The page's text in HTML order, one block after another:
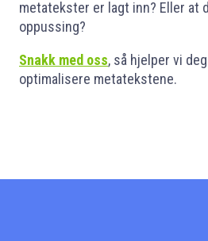
metatekster er lagt inn? Eller at
oppussing?
Snakk med oss, så hjelper vi
optimalisere metatekstene.